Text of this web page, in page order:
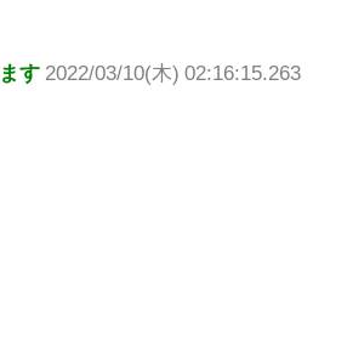
す 2022/03/10(木) 02:16:15.263